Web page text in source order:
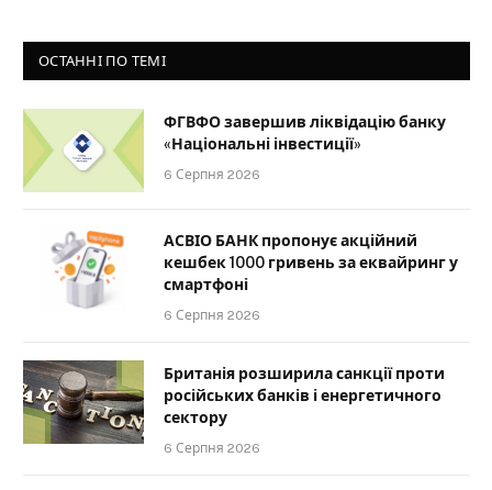
ОСТАННІ ПО ТЕМІ
ФГВФО завершив ліквідацію банку
«Національні інвестиції»
6 Серпня 2026
АСВІО БАНК пропонує акційний
кешбек 1000 гривень за еквайринг у
смартфоні
6 Серпня 2026
Британія розширила санкції проти
російських банків і енергетичного
сектору
6 Серпня 2026